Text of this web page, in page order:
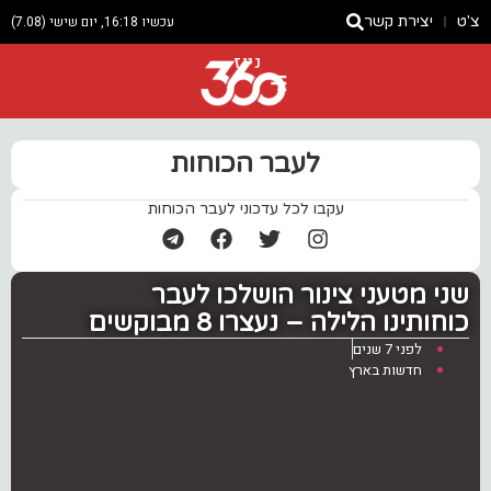
צ'ט יצירת קשר עכשיו 16:18, יום שישי (7.08)
ניוז
לעבר הכוחות
עקבו לכל עדכוני לעבר הכוחות
שני מטעני צינור הושלכו לעבר
כוחותינו הלילה – נעצרו 8 מבוקשים
לפני 7 שנים
חדשות בארץ